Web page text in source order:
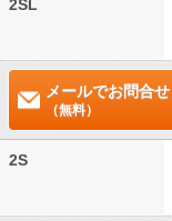
2SL
メールでお問合せ
（無料）
2S